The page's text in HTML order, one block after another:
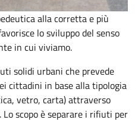
alla corretta e più
lo sviluppo del senso
in cui viviamo.
solidi urbani che prevede
cittadini in base alla tipologia
vetro, carta) attraverso
scopo è separare i rifiuti per